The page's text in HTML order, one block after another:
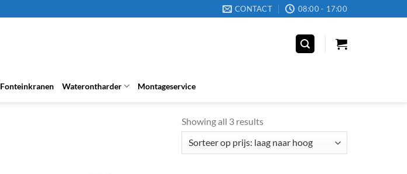
CONTACT 08:00 - 17:00
Fonteinkranen Waterontharder Montageservice
Showing all 3 results